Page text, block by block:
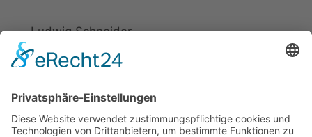
Ludwig Schneider
Tel.: +49 2721 20800
E-Mail:info@elspe.com
Kontakt
Datenschutzerklärung